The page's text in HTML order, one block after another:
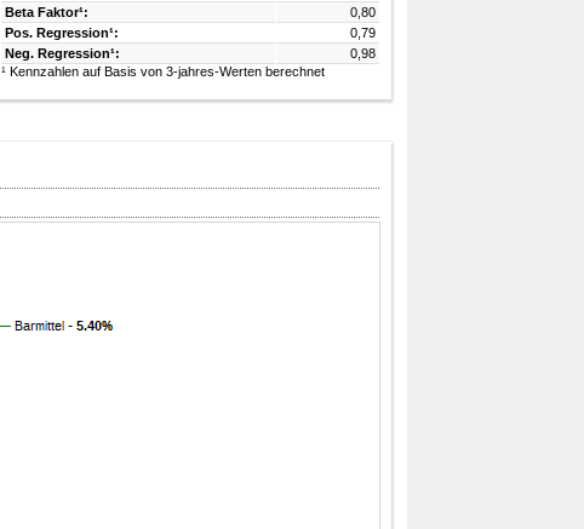
Beta Faktor¹:
0,80
Pos. Regression¹:
0,79
Neg. Regression¹:
0,98
¹ Kennzahlen auf Basis von 3-jahres-Werten berechnet